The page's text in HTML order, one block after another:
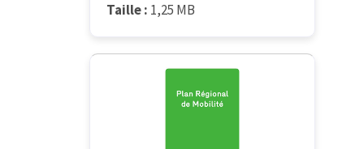
Taille : 1,25 MB